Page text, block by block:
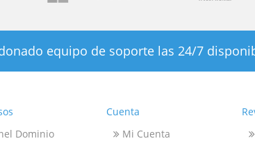
equipo de soporte las 24/7
Dominio
Cuenta
Mi Cuenta